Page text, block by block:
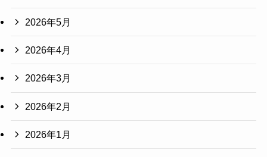
2026年5月
2026年4月
2026年3月
2026年2月
2026年1月